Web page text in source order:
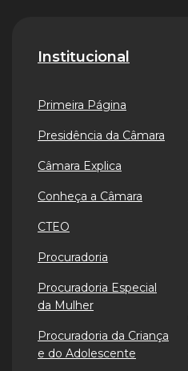
Institucional
Primeira Página
Presidência da Câmara
Câmara Explica
Conheça a Câmara
CTEO
Procuradoria
Procuradoria Especial
da Mulher
Procuradoria da Criança
e do Adolescente